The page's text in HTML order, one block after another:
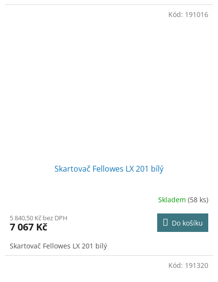
Skartovač Fellowes LX 201 bílý
Skladem (58 ks)
5 840,50 Kč bez DPH
7 067 Kč Do košíku
Skartovač Fellowes LX 201 bílý
Kód: 191016
Kód: 191320